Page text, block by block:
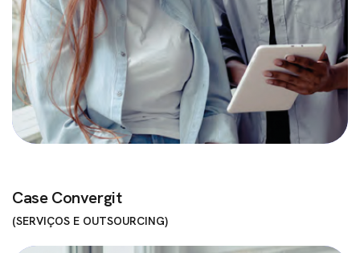
Case Convergit
SERVIÇOS E OUTSOURCING